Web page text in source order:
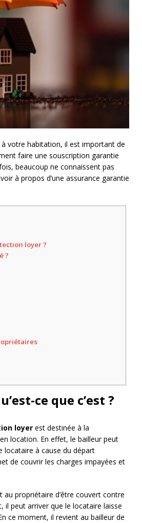
votre habitation, il est important de
faire une souscription garantie
beaucoup ne connaissent pas
à propos d’une assurance garantie
loyer ?
?
ce que c’est ?
loyer est destinée à la
location. En effet, le bailleur peut
locataire à cause du départ
de couvrir les charges impayées et
propriétaire d’être couvert contre
il peut arriver que le locataire laisse
ce moment, il revient au bailleur de